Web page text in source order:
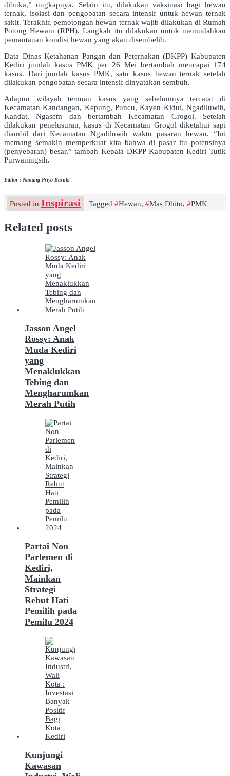
dibuka,” ungkapnya. Selain itu, dilakukan vaksinasi bagi hewan
ternak, isolasi dan pengobatan secara intensif untuk hewan ternak
sakit. Terakhir, pemotongan hewan ternak wajib dilakukan di Rumah
Potong Hewam (RPH). Langkah itu dilakukan untuk memudahkan
pemantauan kondisi hewan yang akan disembelih.
Data Dinas Ketahanan Pangan dan Peternakan (DKPP) Kabupaten
Kediri jumlah kasus PMK per 26 Mei bertambah mencapai 174
kasus. Dari jumlah kasus PMK, satu kasus hewan ternak setelah
dilakukan pengobatan secara intensif dinyatakan sembuh.
Adapun wilayah temuan kasus yang sebelumnya tercatat di
Kecamatan Kandangan, Kepung, Puncu, Kayen Kidul, Ngadiluwih,
Kandat, Ngasem dan bertambah Kecamatan Grogol. Setelah
dilakukan penelusuran, kasus di Kecamatan Grogol diketahui sapi
diambil dari Kecamatan Ngadiluwih waktu pasaran hewan. “Ini
memang semakin memperkuat kita bahwa di pasar itu potensinya
(penyebaran) besar,” tambah Kepala DKPP Kabupaten Kediri Tutik
Purwaningsih.
Editor : Nanang Priyo Basuki
Posted in Inspirasi Tagged Hewan, Mas Dhito, PMK
Related posts
Jasson Angel
Rossy: Anak
Muda Kediri
yang
Menaklukkan
Tebing dan
Mengharumkan
Merah Putih
Partai Non
Parlemen di
Kediri,
Mainkan
Strategi
Rebut Hati
Pemilih pada
Pemilu 2024
Kunjungi
Kawasan